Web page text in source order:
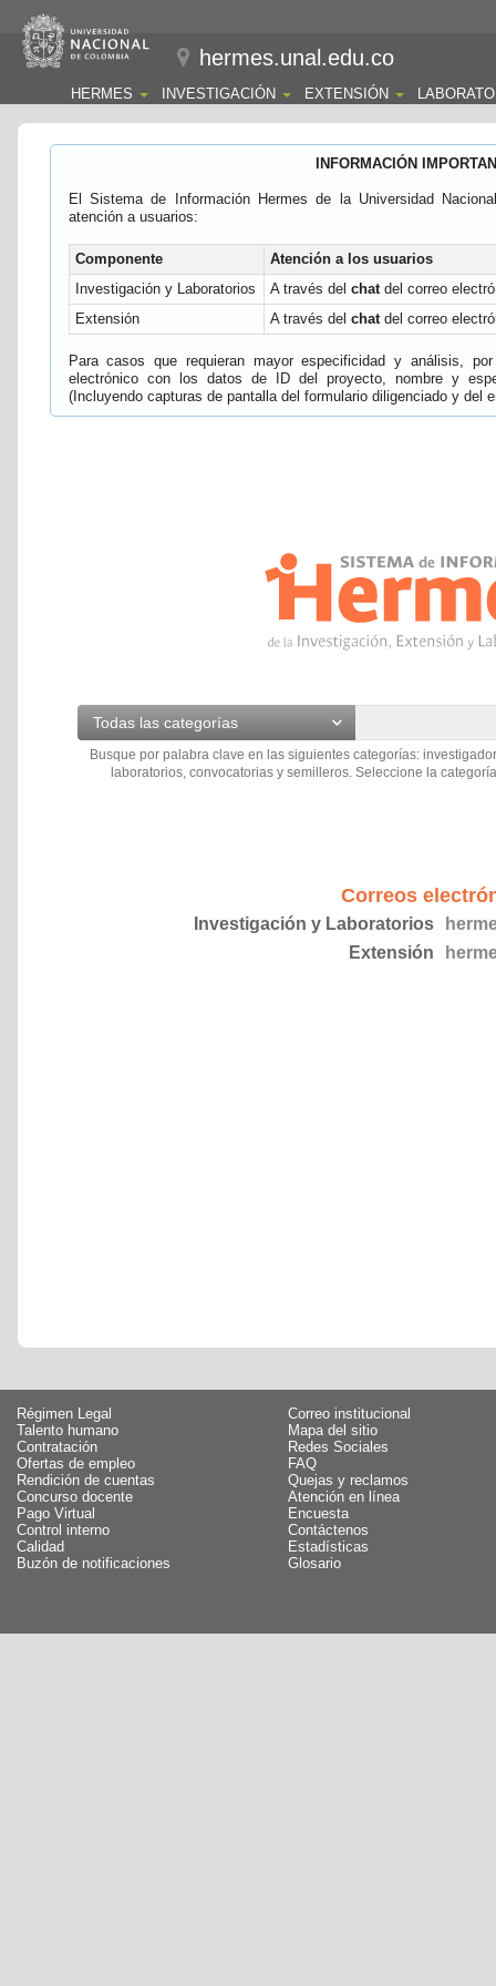
hermes.unal.edu.co
HERMES INVESTIGACIÓN EXTENSIÓN
INFORMACIÓN
El Sistema de Información Hermes de la Universidad
atención a usuarios:
Componente
Atención a los usuarios
Investigación y Laboratorios
A través del chatdel correo
Extensión
A través del chatdel correo
Para casos que requieran mayor especificidad y análisis,
electrónico con los datos de ID del proyecto, nombre y
(Incluyendo capturas de pantalla del formulario diligenciado y del
Todas las categorías
Busque por palabra clave en las siguientes categorías:
laboratorios, convocatorias y semilleros. Seleccione la
Correos
Investigación y Laboratorios
Extensión
Régimen Legal
Talento humano
Contratación
Ofertas de empleo
Rendición de cuentas
Concurso docente
Pago Virtual
Control interno
Calidad
Buzón de notificaciones
Correo institucional
Mapa del sitio
Redes Sociales
FAQ
Quejas y reclamos
Atención en línea
Encuesta
Contáctenos
Estadísticas
Glosario